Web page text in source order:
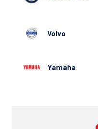
Volvo
Yamaha